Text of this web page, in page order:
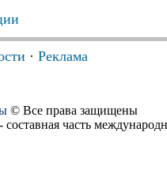
· Реклама
© Все права защищены
часть